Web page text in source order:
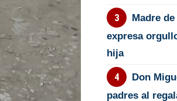
Madre
expresa
hija
Don
padres al